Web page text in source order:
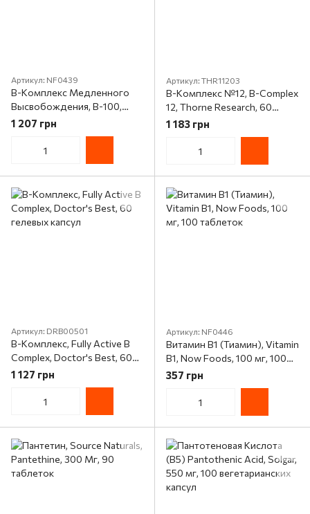
Артикул: NF0439
В-Комплекс Медленного
Высвобождения, B-100,
Now Foods, 100 таблеток
1 207 грн
Артикул: THR11203
В-Комплекс №12, B-Complex
12, Thorne Research, 60
капсул
1 183 грн
Артикул: DRB00501
B-Комплекс, Fully Active B
Complex, Doctor's Best, 60
гелевых капсул
1 127 грн
Артикул: NF0446
Витамин В1 (Тиамин), Vitamin
B1, Now Foods, 100 мг, 100
таблеток
357 грн